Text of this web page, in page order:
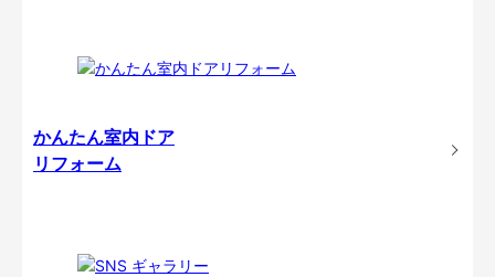
かんたん室内ドア
リフォーム